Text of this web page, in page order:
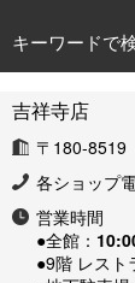
キーワードで
吉祥寺店
〒180-8519
各ショップ
営業時間
●全館：
●9階 レスト